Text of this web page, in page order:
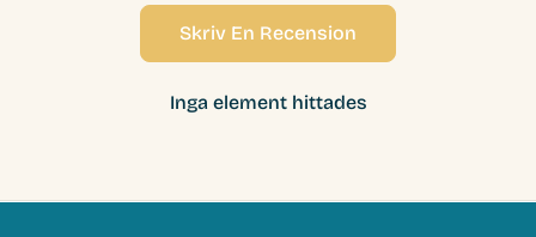
Skriv En Recension
Inga element hittades